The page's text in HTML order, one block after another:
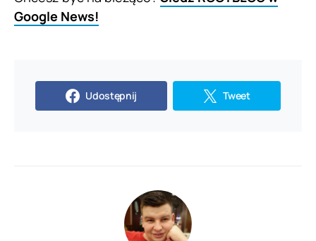
Google News!
Udostępnij Tweet